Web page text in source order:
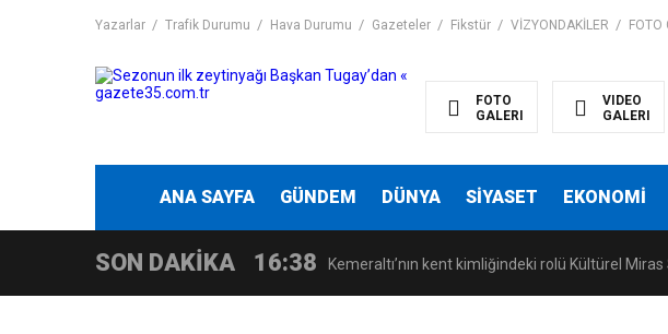
Yazarlar Trafik Durumu Hava Durumu Gazeteler Fikstür VİZYONDAKİLER FOTO
FOTO
GALERI
VIDEO
GALERI
ANA SAYFA GÜNDEM DÜNYA SİYASET EKONOMİ
SON DAKİKA 16:38 Kemeraltı’nın kent kimliğindeki rolü Kültürel Miras